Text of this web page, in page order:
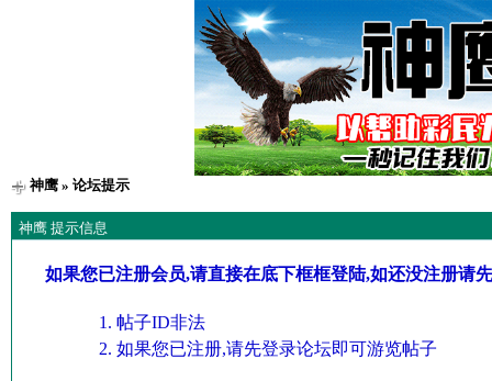
神鹰» 论坛提示
神鹰 提示信息
如果您已注册会员,请直接在底下框框登陆,如还没注册请
帖子ID非法
如果您已注册,请先登录论坛即可游览帖子